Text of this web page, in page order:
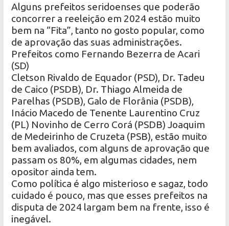
Alguns prefeitos seridoenses que poderão
concorrer a reeleição em 2024 estão muito
bem na “Fita”, tanto no gosto popular, como
de aprovação das suas administrações.
Prefeitos como Fernando Bezerra de Acari
(SD)
Cletson Rivaldo de Equador (PSD), Dr. Tadeu
de Caico (PSDB), Dr. Thiago Almeida de
Parelhas (PSDB), Galo de Florânia (PSDB),
Inácio Macedo de Tenente Laurentino Cruz
(PL) Novinho de Cerro Corá (PSDB) Joaquim
de Medeirinho de Cruzeta (PSB), estão muito
bem avaliados, com alguns de aprovação que
passam os 80%, em algumas cidades, nem
opositor ainda tem.
Como política é algo misterioso e sagaz, todo
cuidado é pouco, mas que esses prefeitos na
disputa de 2024 largam bem na frente, isso é
inegável.